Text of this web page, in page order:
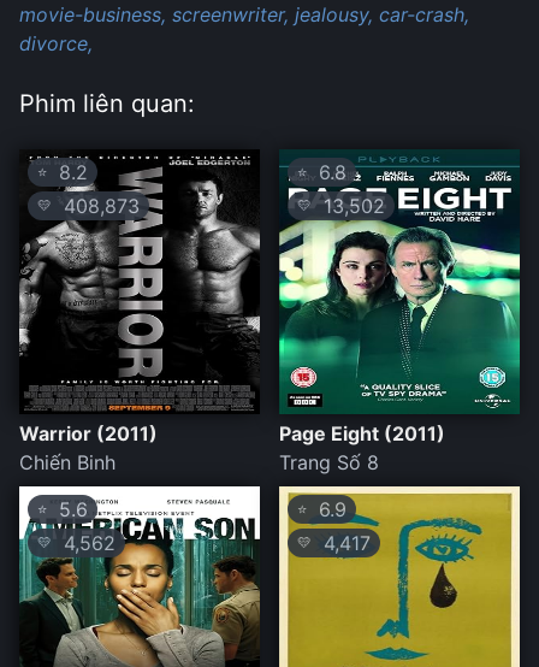
movie-business, screenwriter, jealousy, car-crash,
divorce,
Phim liên quan:
⭐ 8.2
💛 408,873
Warrior (2011)
Chiến Binh
⭐6.8
💛13,502
Page Eight (2011)
Trang Số 8
⭐ 5.6
💛 4,562
⭐ 6.9
💛 4,417